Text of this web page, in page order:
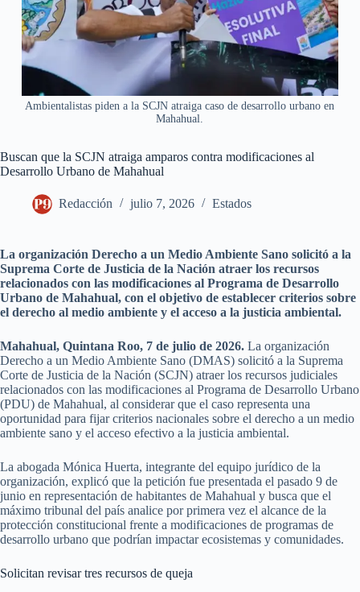
Ambientalistas piden a la SCJN atraiga caso de desarrollo urbano en
Mahahual.
Buscan que la SCJN atraiga amparos contra modificaciones al
Desarrollo Urbano de Mahahual
Redacción julio 7, 2026 Estados
La organización Derecho a un Medio Ambiente Sano solicitó a la
Suprema Corte de Justicia de la Nación atraer los recursos
relacionados con las modificaciones al Programa de Desarrollo
Urbano de Mahahual, con el objetivo de establecer criterios sobre
el derecho al medio ambiente y el acceso a la justicia ambiental.
Mahahual, Quintana Roo, 7 de julio de 2026. La organización
Derecho a un Medio Ambiente Sano (DMAS) solicitó a la Suprema
Corte de Justicia de la Nación (SCJN) atraer los recursos judiciales
relacionados con las modificaciones al Programa de Desarrollo Urbano
(PDU) de Mahahual, al considerar que el caso representa una
oportunidad para fijar criterios nacionales sobre el derecho a un medio
ambiente sano y el acceso efectivo a la justicia ambiental.
La abogada Mónica Huerta, integrante del equipo jurídico de la
organización, explicó que la petición fue presentada el pasado 9 de
junio en representación de habitantes de Mahahual y busca que el
máximo tribunal del país analice por primera vez el alcance de la
protección constitucional frente a modificaciones de programas de
desarrollo urbano que podrían impactar ecosistemas y comunidades.
Solicitan revisar tres recursos de queja